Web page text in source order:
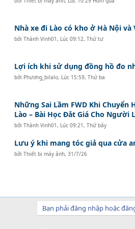
Nhà xe đi Lào có kho ở Hà Nội và
bởiThành Vinh01 , Lúc 09:12, Thứ tư
Lợi ích khi sử dụng đồng hồ đo
bởi Phương_bilalo, Lúc 15:59, Thứ ba
Những Sai Lầm FWD Khi Chuyển
Lào – Bài Học Đắt Giá Cho Người
bởiThành Vinh01 , Lúc 09:21, Thứ bảy
Lưu ý khi mang tóc giả qua cửa
bởiThiết bị máy ảnh,31/7/26
Bạn phải đăng nhập hoặc